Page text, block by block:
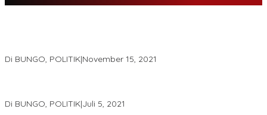
Di BUNGO, POLITIK|November 15, 2021
Di BUNGO, POLITIK|Juli 5, 2021